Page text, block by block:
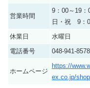
営業時間
9：00～19：
日・祝 9：
休業日
水曜日
電話番号
048-941-8578
ホームページ
https://
ex.co.jp/